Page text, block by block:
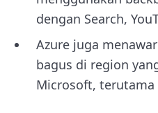
dengan Search,
Azure juga
bagus di region
Microsoft,